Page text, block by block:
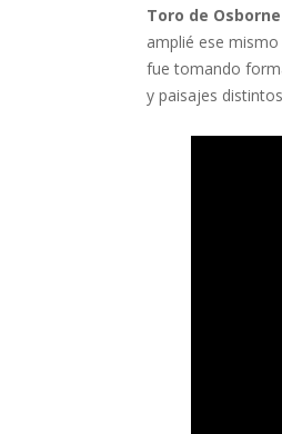
Toro de Osborne
amplié ese
fue tomando
y paisajes